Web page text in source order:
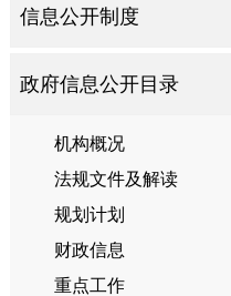
信息公开制度
政府信息公开目录
机构概况
法规文件及解读
规划计划
财政信息
重点工作